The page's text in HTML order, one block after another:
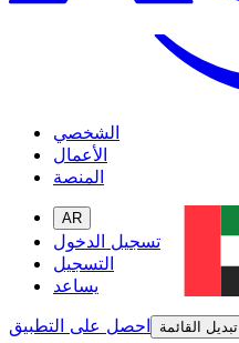
الشخصي
الأعمال
المنصة
AR
تسجيل الدخول
التسجيل
يساعد
احصل على التطبيق
تبديل القائمة